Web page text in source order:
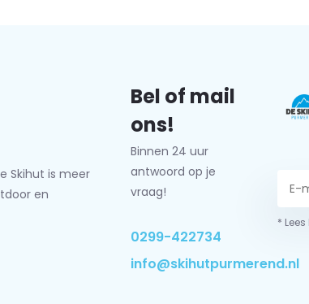
Skihut is meer
en
Bel of mail
ons!
Binnen 24 uur
antwoord op je
vraag!
0299-422734
info@skihutpurmerend.nl
*